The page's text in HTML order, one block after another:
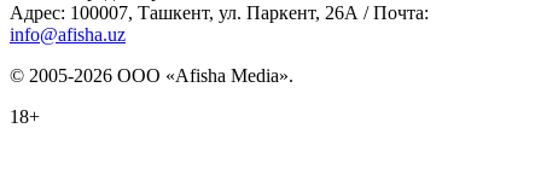
Адрес: 100007, Ташкент, ул. Паркент, 26А / Почта:
info@afisha.uz
© 2005-2026 ООО «Afisha Media».
18+